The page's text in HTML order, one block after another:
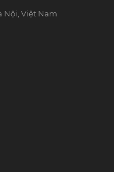
Nội, Việt Nam